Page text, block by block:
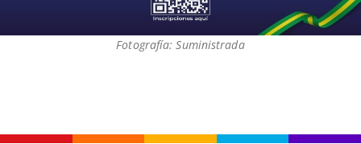
Fotografía: Suministrada